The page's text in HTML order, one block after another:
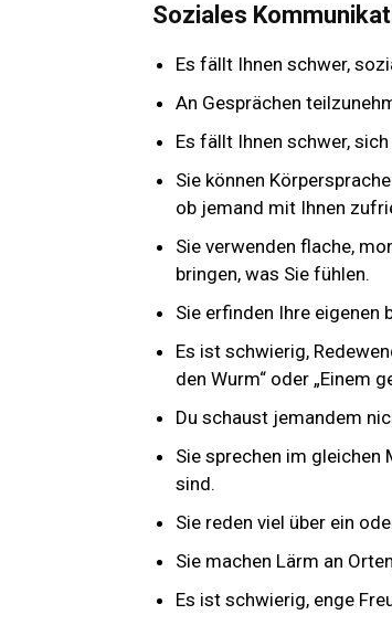
Soziales
Es fällt Ihnen schwer,
An Gesprächen
Es fällt Ihnen schwer,
Sie können
ob jemand mit Ihnen
Sie verwenden flache,
bringen, was Sie fühlen.
Sie erfinden Ihre eigenen
Es ist schwierig,
den Wurm“ oder „Einem
Du schaust jemandem
Sie sprechen im gleichen
sind.
Sie reden viel über ein
Sie machen Lärm an
Es ist schwierig, enge